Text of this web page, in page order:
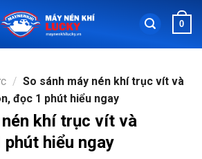
0
/ So sánh máy nén khí trục vít và
đọc 1 phút hiểu ngay
nén khí trục vít và
hiểu ngay